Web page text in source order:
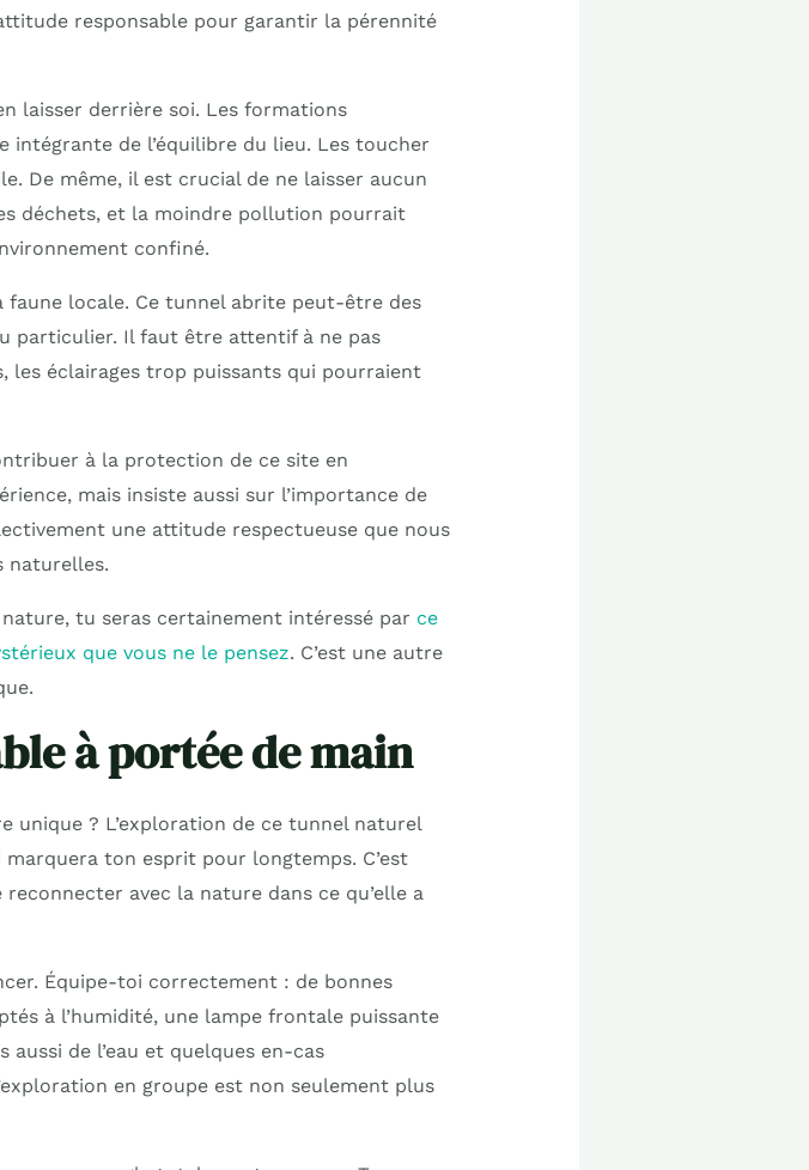
responsable pour garantir la pérennité
laisser derrière soi. Les formations
de l’équilibre du lieu. Les toucher
De même, il est crucial de ne laisser aucun
déchets, et la moindre pollution pourrait
confiné.
faune locale. Ce tunnel abrite peut-être des
particulier. Il faut être attentif à ne pas
les éclairages trop puissants qui pourraient
à la protection de ce site en
mais insiste aussi sur l’importance de
une attitude respectueuse que nous
naturelles.
tu seras certainement intéressé par ce
que vous ne le pensez. C’est une autre
à portée de main
? L’exploration de ce tunnel naturel
ton esprit pour longtemps. C’est
avec la nature dans ce qu’elle a
Équipe-toi correctement : de bonnes
à l’humidité, une lampe frontale puissante
aussi de l’eau et quelques en-cas
en groupe est non seulement plus